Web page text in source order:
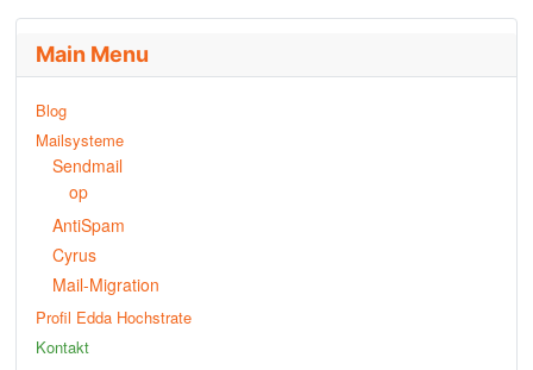
Main Menu
Blog
Mailsysteme
Sendmail
op
AntiSpam
Cyrus
Mail-Migration
Profil Edda Hochstrate
Kontakt